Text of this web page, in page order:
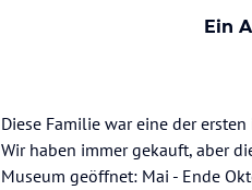
Ein
Diese Familie war eine der
Wir haben immer gekauft, aber
Museum geöffnet: Mai - Ende